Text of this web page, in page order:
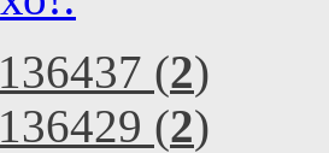
(2)
(2)